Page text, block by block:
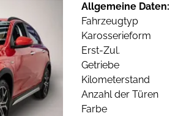
Allgemeine Daten:
Fahrzeugtyp
Karosserieform
Erst-Zul.
Getriebe
Kilometerstand
Anzahl der Türen
Farbe